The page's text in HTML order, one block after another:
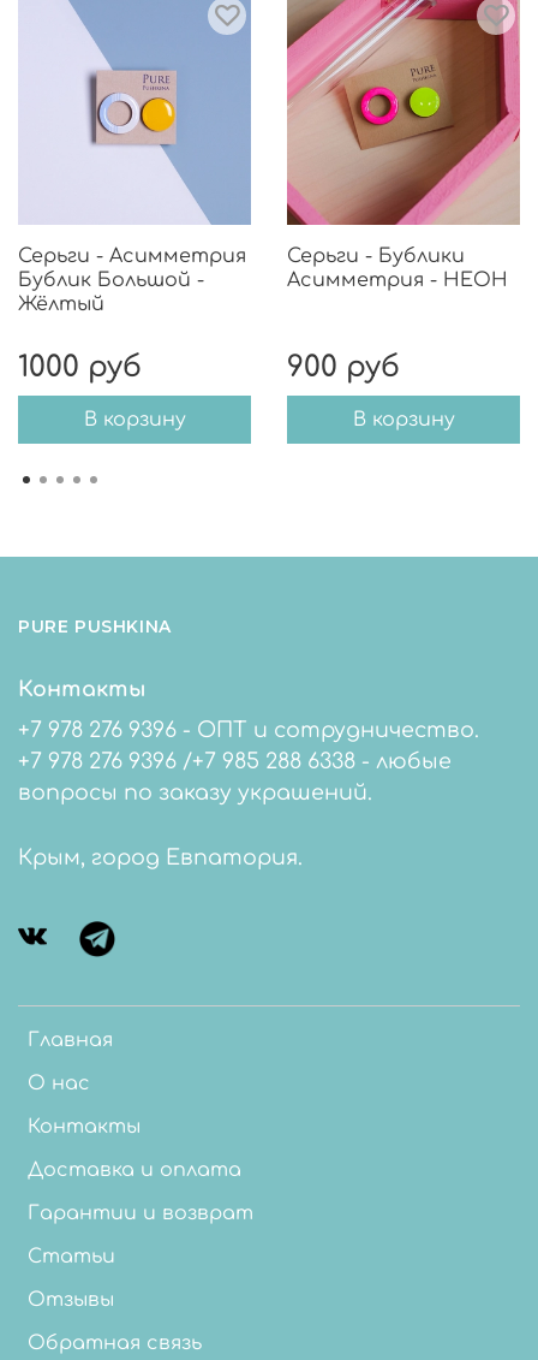
Серьги - Асимметрия
Бублик Большой -
Жёлтый
1000 руб
В корзину
Серьги - Бублики
Асимметрия - НЕОН
900 руб
В корзину
PURE PUSHKINA
Главная
О нас
Контакты
Доставка и оплата
Гарантии и возврат
Статьи
Отзывы
Обратная связь
Контакты
+7 978 276 9396 - ОПТ и сотрудничество.
+7 978 276 9396 /+7 985 288 6338 - любые
вопросы по заказу украшений.
Крым, город Евпатория.